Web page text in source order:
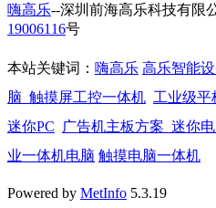
嗨高乐--深圳前海高乐科技有限
19006116号
本站关键词： 嗨高乐 高乐智能
脑 触摸屏工控一体机 工业级平
迷你PC
广告机主板方案 迷你
业一体机电脑 触摸电脑一体机
Powered by MetInfo 5.3.19